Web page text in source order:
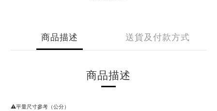
商品描述 送貨及付款方式
商品描述
⚠️平量尺寸參考（公分）